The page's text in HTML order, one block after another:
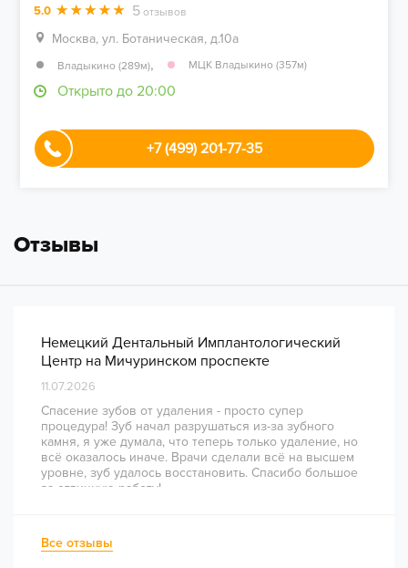
5.0 5 отзывов
Москва, ул. Ботаническая, д.10а
Владыкино (289м), МЦК Владыкино (357м)
Открыто до 20:00
+7 (499) 201-77-35
Отзывы
Немецкий Дентальный Имплантологический
Центр на Мичуринском проспекте
11.07.2026
Спасение зубов от удаления - просто супер
процедура! Зуб начал разрушаться из-за зубного
камня, я уже думала, что теперь только удаление, но
всё оказалось иначе. Врачи сделали всё на высшем
уровне, зуб удалось восстановить. Спасибо большое
за отличную работу!
Все отзывы